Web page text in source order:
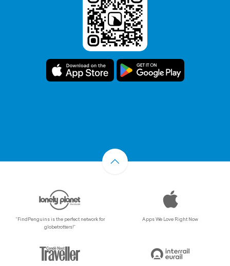
“FindPenguins is the perfect network for
globetrotters!”
Apps We Love Right Now